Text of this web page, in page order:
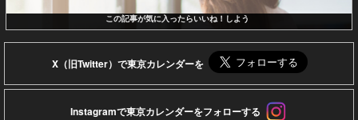
この記事が気に入ったらいいね！しよう
X（旧Twitter）で東京カレンダーを
Instagramで東京カレンダーをフォローする